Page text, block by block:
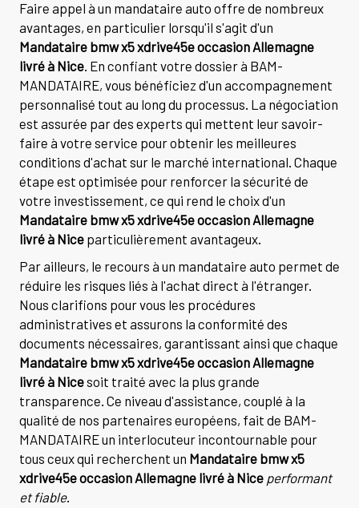
Faire appel à un mandataire auto offre de nombreux
avantages, en particulier lorsqu'il s'agit d'un
Mandataire bmw x5 xdrive45e occasion Allemagne
livré à Nice. En confiant votre dossier à BAM-
MANDATAIRE, vous bénéficiez d'un accompagnement
personnalisé tout au long du processus. La négociation
est assurée par des experts qui mettent leur savoir-
faire à votre service pour obtenir les meilleures
conditions d'achat sur le marché international. Chaque
étape est optimisée pour renforcer la sécurité de
votre investissement, ce qui rend le choix d'un
Mandataire bmw x5 xdrive45e occasion Allemagne
livré à Niceparticulièrement avantageux.
Par ailleurs, le recours à un mandataire auto permet de
réduire les risques liés à l'achat direct à l'étranger.
Nous clarifions pour vous les procédures
administratives et assurons la conformité des
documents nécessaires, garantissant ainsi que chaque
Mandataire bmw x5 xdrive45e occasion Allemagne
livré à Nicesoit traité avec la plus grande
transparence. Ce niveau d'assistance, couplé à la
qualité de nos partenaires européens, fait de BAM-
MANDATAIRE un interlocuteur incontournable pour
tous ceux qui recherchent un Mandataire bmw x5
xdrive45e occasion Allemagne livré à Nice performant
et fiable.